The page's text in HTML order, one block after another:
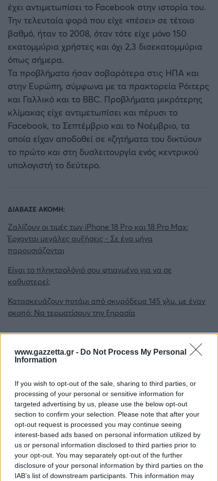
www.gazzetta.gr - Do Not Process My Personal
Information
If you wish to opt-out of the sale, sharing to third parties, or
processing of your personal or sensitive information for
targeted advertising by us, please use the below opt-out
section to confirm your selection. Please note that after your
opt-out request is processed you may continue seeing
interest-based ads based on personal information utilized by
us or personal information disclosed to third parties prior to
your opt-out. You may separately opt-out of the further
disclosure of your personal information by third parties on the
IAB’s list of downstream participants. This information may
έχει αντιμετωπίσει το Facebook στην ιστορία του.
Την τελευταία φορά που είχε «πέσει» σε τέτοιο
βαθμό, ήταν το 2008, όταν τότε είχε μόνο 150
εκατομμύρια χρήστες και όχι 2,3 δισεκατομμύρια
όπως σήμερα.
Τα προβλήματα ήσαν σοβαρότερα στις ΗΠΑ και
στην Ευρώπη, σύμφωνα με τα πρακτορεία Ρόιτερς
και Γαλλικό και το BBC. Προβλήματα μικρότερης
κλίμακας είχε αντιμετωπίσει και πέρυσι το
Facebook, το Σεπτέμβριο και το Νοέμβριο, τα
οποία είχαν αποδοθεί σε «ζητήματα του δικτύου»
το πρώτο και στη δυσλειτουργία ενός κεντρικού
υπολογιστή το δεύτερο.
ΔΙΑΒΑΣΕ ΑΚΟΜΗ:
Ζαλίζουν οι τιμές των iPhone 18 Pro και 18 Pro Max:
Έρχονται μεγάλες αυξήσεις - Σε ένα μήνα
παρουσιάζονται
Είναι το πληκτρολόγιό σου φτιαγμένο για να σε
καθυστερεί;
Κατασκευάζουν ποτάμι από σκυρόδεμα 145 χλμ. με έναν
σκοπό: Να τερματίσουν την ξηρασία
Για να προσθέσεις το σχόλιο
σου πρέπει να συνδεθείς
στο my gazzetta!
Εγγραφή Σύνδεση